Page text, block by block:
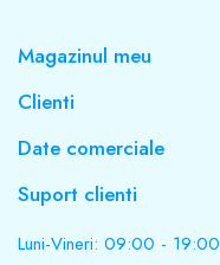
Magazinul meu
Clienti
Date comerciale
Suport clienti
Luni-Vineri: 09:00 - 19:00